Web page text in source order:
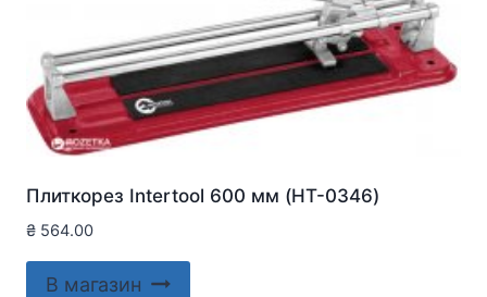
Плиткорез Intertool 600 мм (HT-0346)
₴ 564.00
В магазин